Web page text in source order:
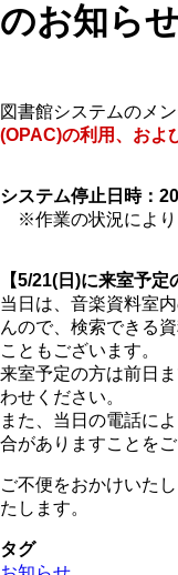
のお知ら
図書館システムのメ
(OPAC)の利用、およ
システム停止日時：
※作業の状況により
【5/21(日)に来室予定
当日は、音楽資料室
んので、検索できる
こともございます。
来室予定の方は前日
わせください。
また、当日の電話に
合がありますことをご
ご不便をおかけいた
たします。
タグ